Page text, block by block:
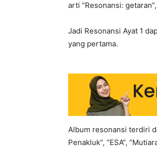
arti “Resonansi:
Jadi Resonansi Ayat 1
yang pertama.
Album resonansi terdiri
Penakluk”, “ESA”,